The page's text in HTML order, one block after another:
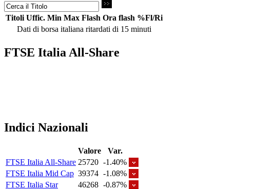
Titoli Uffic. Min Max Flash Ora flash %Fl/Ri
Dati di borsa italiana ritardati di 15 minuti
FTSE Italia All-Share
Indici Nazionali
Valore
Var.
FTSE Italia All-Share 25720 -1.40%
FTSE Italia Mid Cap 39374 -1.08%
FTSE Italia Star
46268 -0.87%